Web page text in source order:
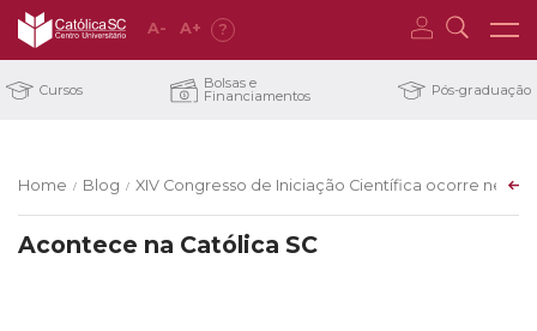
A- A+ ?
Cursos Bolsas e
Financiamentos Pós-graduação
Home / Blog / XIV Congresso de Iniciação Científica ocorre nesta
Acontece na Católica SC